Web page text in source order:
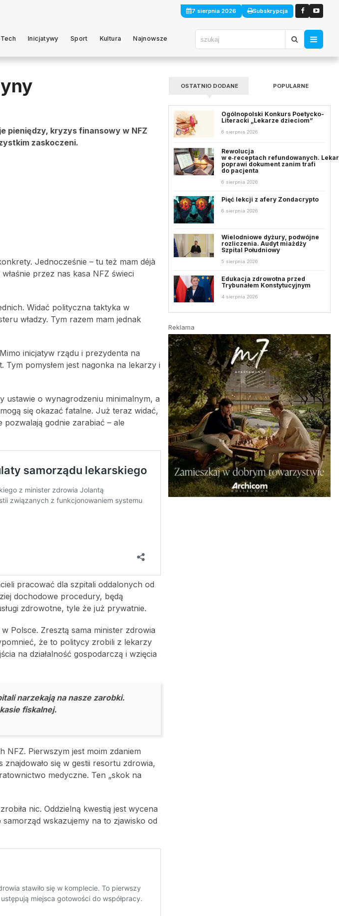
7 sierpnia 2026 Subskrypcja
Tech Inicjatywy Sport Kultura Najnowsze
pieniędzy, kryzys finansowy w NFZ
zaskoczeni.
Jednocześnie – tu też mam déjà
przez nas kasa NFZ świeci
Widać polityczna taktyka w
władzy. Tym razem mam jednak
inicjatyw rządu i prezydenta na
Tym pomysłem jest nagonka na lekarzy i
ustawie o wynagrodzeniu minimalnym, a
się okazać fatalne. Już teraz widać,
godnie zarabiać – ale
pracować dla szpitali oddalonych od
dochodowe procedury, będą
zdrowotne, tyle że już prywatnie.
Polsce. Zresztą sama minister zdrowia
że to politycy zrobili z lekarzy
na działalność gospodarczą i wzięcia
narzekają na nasze zarobki.
fiskalnej.
NFZ. Pierwszym jest moim zdaniem
się w gestii resortu zdrowia,
medyczne. Ten „skok na
nic. Oddzielną kwestią jest wycena
wskazujemy na to zjawisko od
OSTATNIO DODANE POPULARNE
Ogólnopolski Konkurs Poetycko-
Literacki „Lekarze dzieciom”
6 sierpnia 2026
Rewolucja
w e‑receptach refundowanych.
poprawi dokument zanim trafi
do pacjenta
6 sierpnia 2026
Pięć lekcji z afery Zondacrypto
6 sierpnia 2026
Wielodniowe dyżury, podwójne
rozliczenia. Audyt miażdży
Szpital Południowy
5 sierpnia 2026
Edukacja zdrowotna przed
Trybunałem Konstytucyjnym
4 sierpnia 2026
Reklama